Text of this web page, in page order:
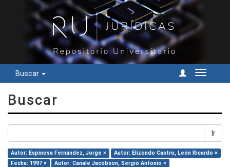
Buscar
Cambiar
Buscar
Ir
Autor: Espinosa Fernández, Jorge ×
Autor: Elizondo Castro, León Ricardo ×
Fecha: 1997 ×
Autor: Canale Jacobson, Sergio Antonio ×